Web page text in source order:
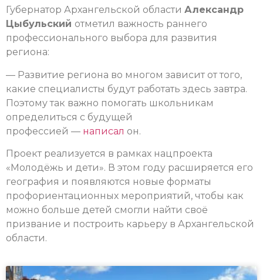
Губернатор Архангельской области Александр
Цыбульский отметил важность раннего
профессионального выбора для развития
региона:
— Развитие региона во многом зависит от того,
какие специалисты будут работать здесь завтра.
Поэтому так важно помогать школьникам
определиться с будущей
профессией — написал он.
Проект реализуется в рамках нацпроекта
«Молодёжь и дети». В этом году расширяется его
география и появляются новые форматы
профориентационных мероприятий, чтобы как
можно больше детей смогли найти своё
призвание и построить карьеру в Архангельской
области.